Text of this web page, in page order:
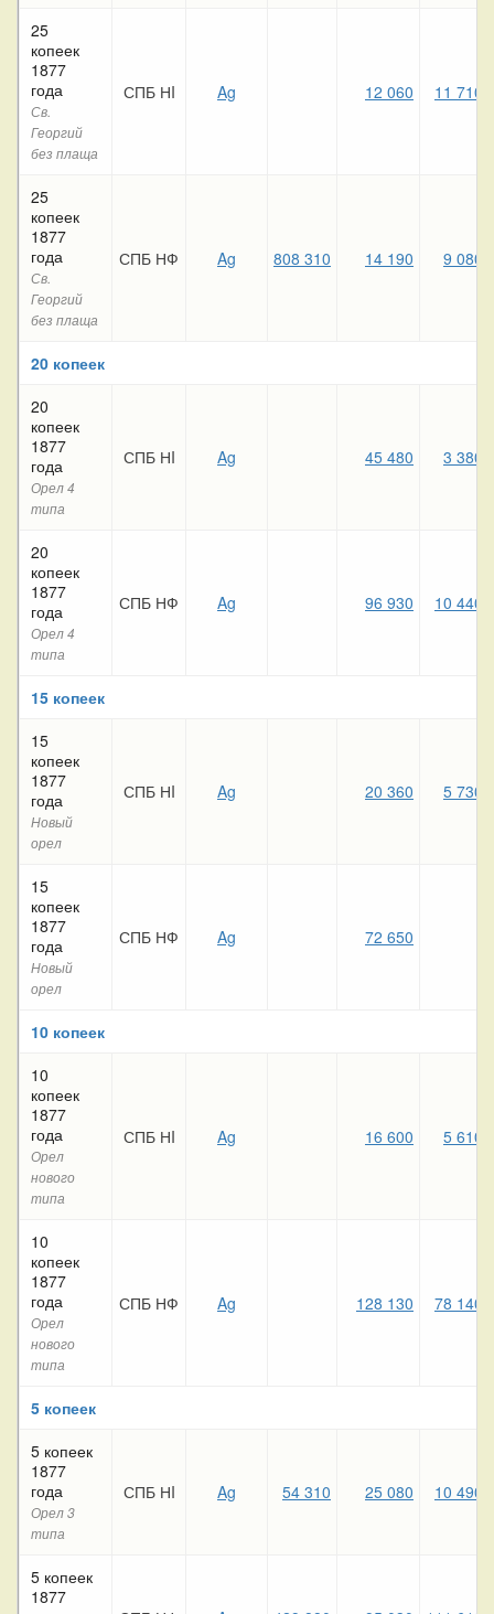
25
копеек
1877
года
Св.
Георгий
без плаща
СПБ НI Ag 12 060 11 710
25
копеек
1877
года
Св.
Георгий
без плаща
СПБ НФ Ag 808 310 14 190 9 080
20 копеек
20
копеек
1877
года
Орел 4
типа
СПБ НI Ag 45 480 3 380
20
копеек
1877
года
Орел 4
типа
СПБ НФ Ag 96 930 10 440
15 копеек
15
копеек
1877
года
Новый
орел
СПБ НI Ag 20 360 5 730
15
копеек
1877
года
Новый
орел
СПБ НФ Ag 72 650
10 копеек
10
копеек
1877
года
Орел
нового
типа
СПБ НI Ag 16 600 5 610
10
копеек
1877
года
Орел
нового
типа
СПБ НФ Ag 128 130 78 140
5 копеек
5 копеек
1877
года
Орел 3
типа
СПБ НI Ag 54 310 25 080 10 490
5 копеек
1877